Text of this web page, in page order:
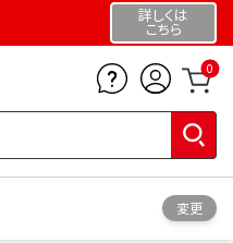
詳しくは
こちら
0
変更